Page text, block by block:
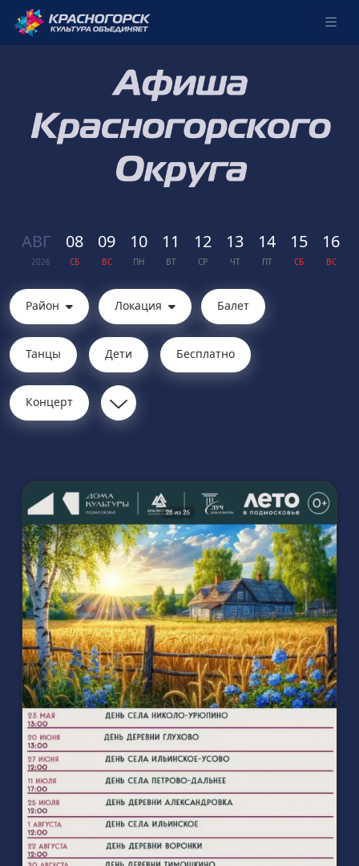
АВГ
2026
08
СБ
09
ВС
10
ПН
11
ВТ
12
СР
13
ЧТ
14
ПТ
15
СБ
16
ВС
Район Локация Балет
Танцы Дети Бесплатно
Концерт